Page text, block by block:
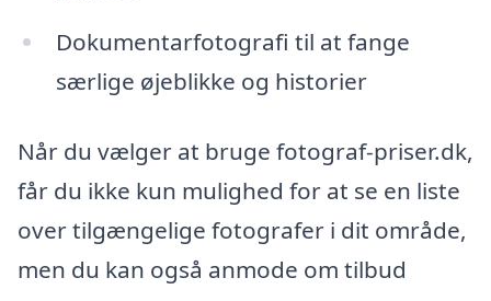
Dokumentarfotografi til at fange
særlige øjeblikke og historier
Når du vælger at bruge fotograf-priser.dk,
får du ikke kun mulighed for at se en liste
over tilgængelige fotografer i dit område,
men du kan også anmode om tilbud